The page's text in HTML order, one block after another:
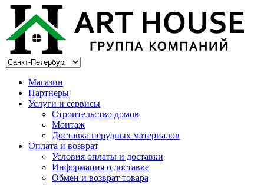
Магазин
Партнеры
Услуги и сервисы
Строительство домов
Монтаж
Доставка нерудных материалов
Оплата и возврат
Условия оплаты и доставки
Информация о доставке
Обмен и возврат товара